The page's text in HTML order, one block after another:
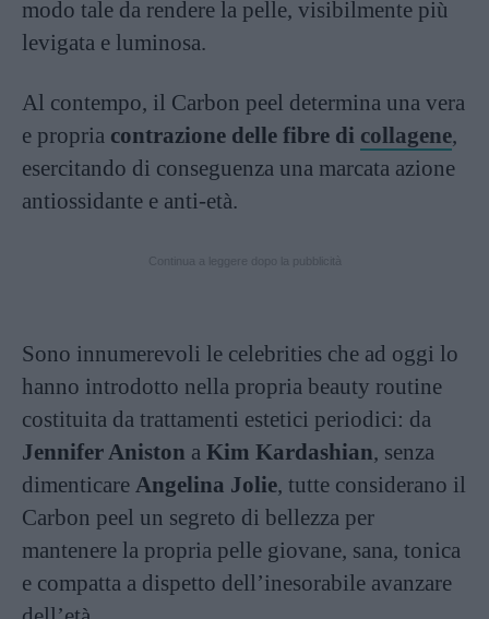
modo tale da rendere la pelle, visibilmente più
levigata e luminosa.
Al contempo, il Carbon peel determina una vera
e propria contrazione delle fibre di collagene,
esercitando di conseguenza una marcata azione
antiossidante e anti-età.
Sono innumerevoli le celebrities che ad oggi lo
hanno introdotto nella propria beauty routine
costituita da trattamenti estetici periodici: da
Jennifer Aniston a Kim Kardashian, senza
dimenticare Angelina Jolie, tutte considerano il
Carbon peel un segreto di bellezza per
mantenere la propria pelle giovane, sana, tonica
e compatta a dispetto dell’inesorabile avanzare